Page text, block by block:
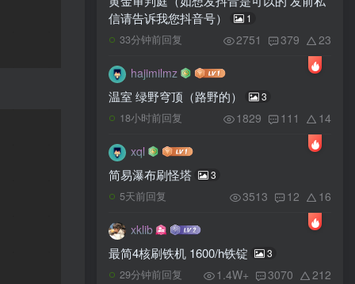
信请告诉我您抖音号）
1
33分钟前回复 2751 379 23
hajimilmz
温室 绿野穹顶（路野的） 3
18小时前回复 1829 111 14
xql
简易瀑布刷怪塔 3
5天前回复 3513 12 16
xklib
最简4核刷铁机 1600/h铁锭 3
29分钟前回复 1.4W+ 3070 212